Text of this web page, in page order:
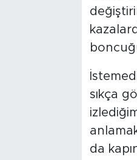
sıkça
da
Resmi İlanlar